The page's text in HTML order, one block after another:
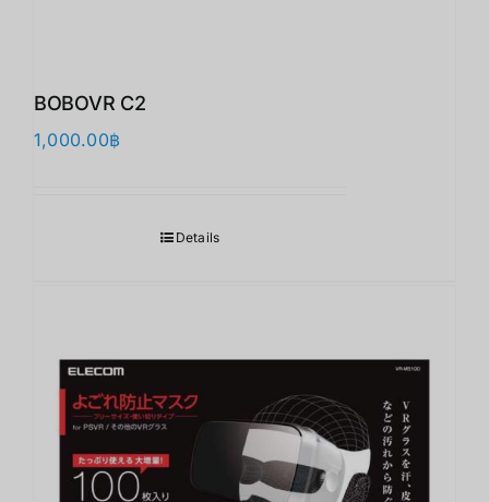
BOBOVR C2
1,000.00฿
Details